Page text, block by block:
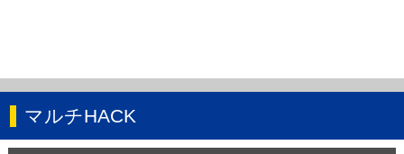
マルチHACK